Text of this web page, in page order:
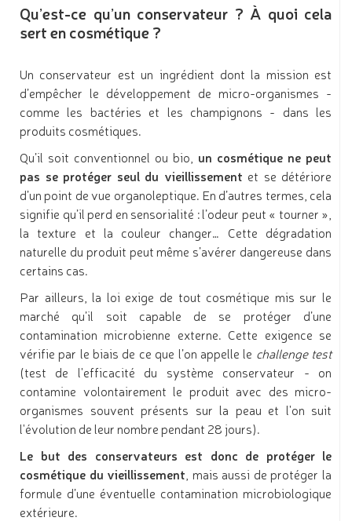
Qu’est-ce qu’un conservateur ? À quoi cela
sert en cosmétique ?
Un conservateur est un ingrédient dont la mission est
d’empêcher le développement de micro-organismes -
comme les bactéries et les champignons - dans les
produits cosmétiques.
Qu’il soit conventionnel ou bio, un cosmétique ne peut
pas se protéger seul du vieillissement et se détériore
d’un point de vue organoleptique. En d’autres termes, cela
signifie qu’il perd en sensorialité : l’odeur peut « tourner »,
la texture et la couleur changer… Cette dégradation
naturelle du produit peut même s’avérer dangereuse dans
certains cas.
Par ailleurs, la loi exige de tout cosmétique mis sur le
marché qu’il soit capable de se protéger d’une
contamination microbienne externe. Cette exigence se
vérifie par le biais de ce que l’on appelle le challenge test
(test de l'efficacité du système conservateur - on
contamine volontairement le produit avec des micro-
organismes souvent présents sur la peau et l'on suit
l'évolution de leur nombre pendant 28 jours).
Le but des conservateurs est donc de protéger le
cosmétique du vieillissement , mais aussi de protéger la
formule d’une éventuelle contamination microbiologique
extérieure.